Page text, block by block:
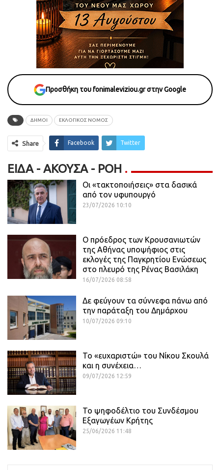
Προσθήκη του fonimaleviziou.gr στην Google
ΔΗΜΟΙ ΕΚΛΟΓΙΚΟΣ ΝΟΜΟΣ
Share Facebook Twitter
ΕΊΔΑ - ΆΚΟΥΣΑ - ΡΟΗ
Οι «τακτοποιήσεις» στα δασικά
από τον υφυπουργό
23/07/2026 10:10
Ο πρόεδρος των Κρουσανιωτών
της Αθήνας υποψήφιος στις
εκλογές της Παγκρητίου Ενώσεως
στο πλευρό της Ρένας Βασιλάκη
16/07/2026 08:58
Δε φεύγουν τα σύννεφα πάνω από
την παράταξη του Δημάρχου
10/07/2026 09:10
Το «ευχαριστώ» του Νίκου Σκουλά
και η συνέχεια…
09/07/2026 12:59
Το ψηφοδέλτιο του Συνδέσμου
Εξαγωγέων Κρήτης
25/06/2026 11:48